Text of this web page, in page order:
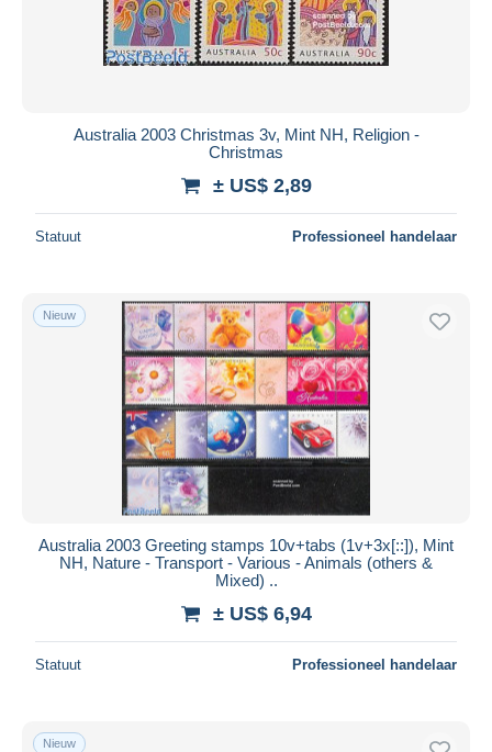
Australia 2003 Christmas 3v, Mint NH, Religion -
Christmas
± US$ 2,89
Statuut Professioneel handelaar
Nieuw
Australia 2003 Greeting stamps 10v+tabs (1v+3x[::]), Mint
NH, Nature - Transport - Various - Animals (others &
Mixed) ..
± US$ 6,94
Statuut Professioneel handelaar
Nieuw